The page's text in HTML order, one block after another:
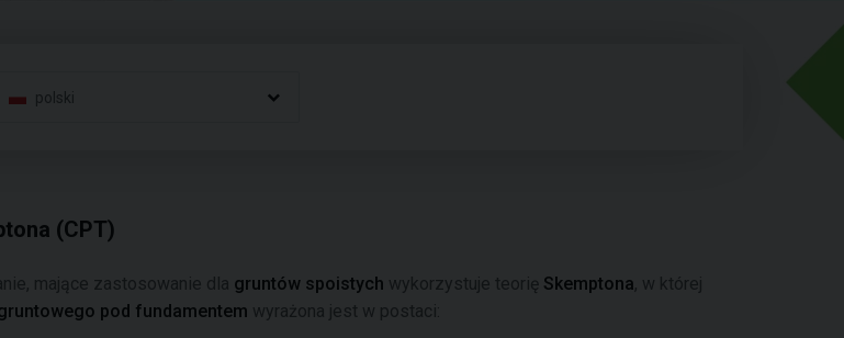
polski
(CPT)
mające zastosowanie dla gruntów spoistych wykorzystuje teorię Skemptona, w której
pod fundamentem wyrażona jest w postaci: